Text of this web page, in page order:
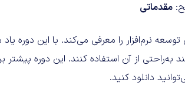
مقدماتی
نرم‌افزار را معرفی می‌کند. با این دوره
به‌راحتی از آن استفاده کنند. این دوره
دانلود کنید.